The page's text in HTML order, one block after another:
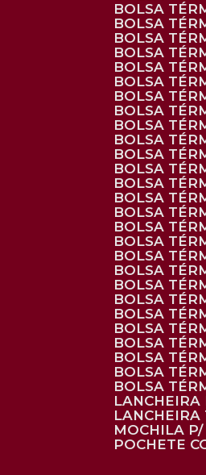
BOLSA
BOLSA
BOLSA
BOLSA
BOLSA
BOLSA
BOLSA
BOLSA
BOLSA
BOLSA
BOLSA
BOLSA
BOLSA
BOLSA
BOLSA
BOLSA
BOLSA
BOLSA
BOLSA
BOLSA
BOLSA
BOLSA
BOLSA
BOLSA
BOLSA
BOLSA
BOLSA
MOCHILA
POCHETE